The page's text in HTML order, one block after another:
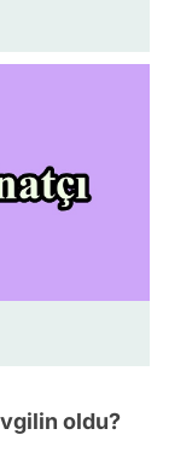
oldu?